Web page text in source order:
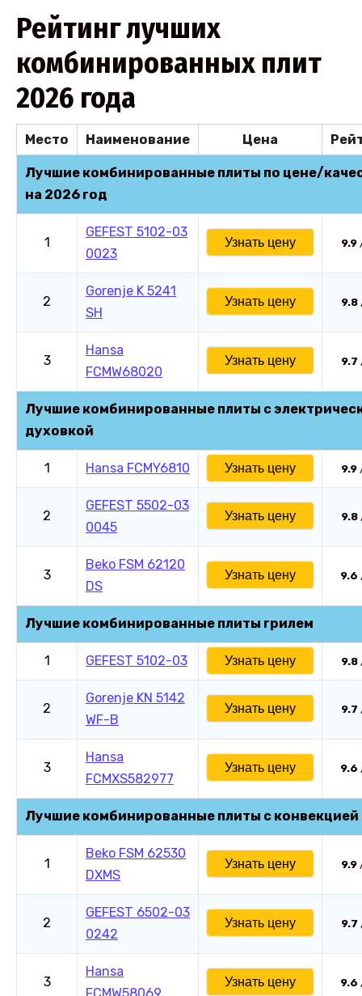
Рейтинг лучших
комбинированных плит
2026 года
Место Наименование Цена
Лучшие комбинированные плиты по цене/
на 2026 год
1
GEFEST 5102-03
0023
Узнать цену 9.9
2
Gorenje K 5241
SH
Узнать цену 9.8
3
Hansa
FCMW68020
Узнать цену 9.7
Лучшие комбинированные плиты с
духовкой
1 Hansa FCMY6810 Узнать цену 9.9
2
GEFEST 5502-03
0045
Узнать цену 9.8
3
Beko FSM 62120
DS
Узнать цену 9.6
Лучшие комбинированные плиты грилем
1 GEFEST 5102-03 Узнать цену 9.8
2
Gorenje KN 5142
WF-B
Узнать цену 9.7
3
Hansa
FCMXS582977
Узнать цену 9.6
Лучшие комбинированные плиты с конвекцией
1
Beko FSM 62530
DXMS
Узнать цену 9.9
2
GEFEST 6502-03
0242
Узнать цену 9.7
3
Hansa
Узнать цену 9.6